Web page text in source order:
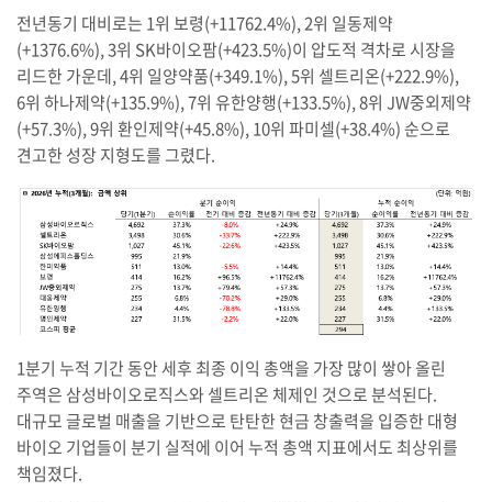
전년동기 대비로는 1위 보령(+11762.4%), 2위 일동제약
(+1376.6%), 3위 SK바이오팜(+423.5%)이 압도적 격차로 시장을
리드한 가운데, 4위 일양약품(+349.1%), 5위 셀트리온(+222.9%),
6위 하나제약(+135.9%), 7위 유한양행(+133.5%), 8위 JW중외제약
(+57.3%), 9위 환인제약(+45.8%), 10위 파미셀(+38.4%) 순으로
견고한 성장 지형도를 그렸다.
1분기 누적 기간 동안 세후 최종 이익 총액을 가장 많이 쌓아 올린
주역은 삼성바이오로직스와 셀트리온 체제인 것으로 분석된다.
대규모 글로벌 매출을 기반으로 탄탄한 현금 창출력을 입증한 대형
바이오 기업들이 분기 실적에 이어 누적 총액 지표에서도 최상위를
책임졌다.